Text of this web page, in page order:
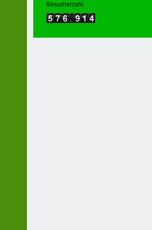
Besucherzahl: